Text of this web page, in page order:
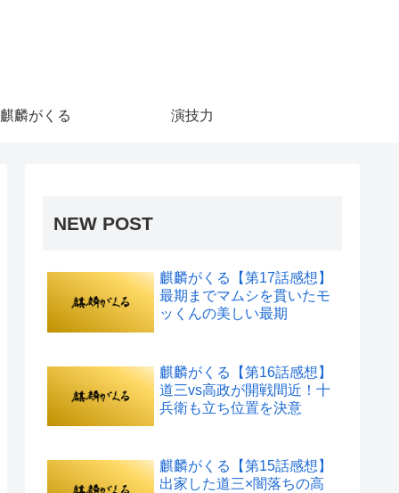
麒麟がくる 演技力
NEW POST
麒麟がくる【第17話感想】
最期までマムシを貫いたモ
ッくんの美しい最期
麒麟がくる【第16話感想】
道三vs高政が開戦間近！十
兵衛も立ち位置を決意
麒麟がくる【第15話感想】
出家した道三×闇落ちの高